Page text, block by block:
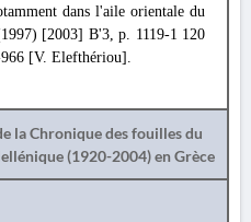
dans l'aile orientale du
[2003] B'3, p. 1119-1 120
[V. Elefthériou].
la Chronique des fouilles du
(1920-2004) en Grèce